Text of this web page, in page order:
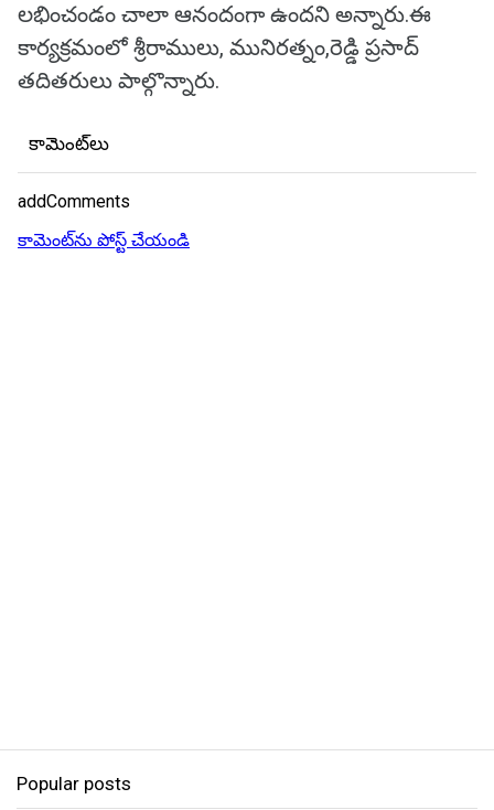
లభించండం చాలా ఆనందంగా ఉందని అన్నారు.ఈ
కార్యక్రమంలో శ్రీరాములు, మునిరత్నం,రెడ్డి ప్రసాద్
తదితరులు పాల్గొన్నారు.
కామెంట్‌లు
addComments
కామెంట్‌ను పోస్ట్ చేయండి
Popular posts